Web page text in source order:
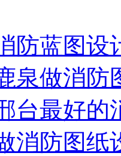
防蓝图设
泉做消防
台最好的
消防图纸